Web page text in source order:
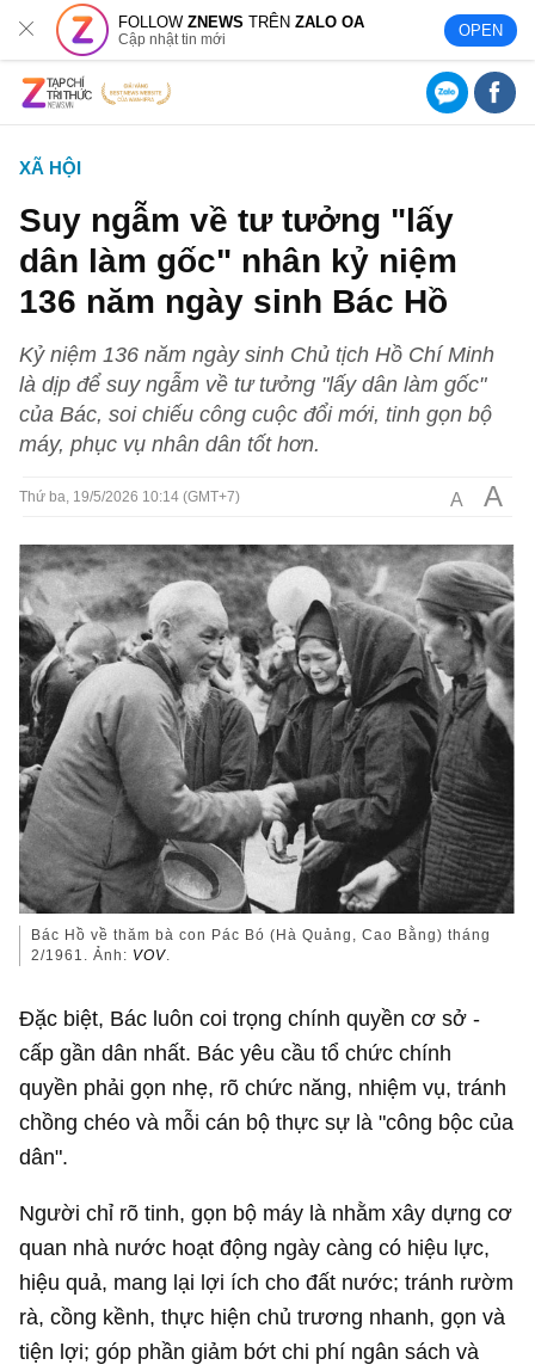
FOLLOWZNEWS TRÊNZALO OA
Cập nhật tin mới OPEN
XÃ HỘI
Suy ngẫm về tư tưởng "lấy
dân làm gốc" nhân kỷ niệm
136 năm ngày sinh Bác Hồ
Kỷ niệm 136 năm ngày sinh Chủ tịch Hồ Chí Minh
là dịp để suy ngẫm về tư tưởng "lấy dân làm gốc"
của Bác, soi chiếu công cuộc đổi mới, tinh gọn bộ
máy, phục vụ nhân dân tốt hơn.
Thứ ba, 19/5/2026 10:14 (GMT+7) A A
Bác Hồ về thăm bà con Pác Bó (Hà Quảng, Cao Bằng) tháng
2/1961. Ảnh: VOV.
Đặc biệt, Bác luôn coi trọng chính quyền cơ sở -
cấp gần dân nhất. Bác yêu cầu tổ chức chính
quyền phải gọn nhẹ, rõ chức năng, nhiệm vụ, tránh
chồng chéo và mỗi cán bộ thực sự là "công bộc của
dân".
Người chỉ rõ tinh, gọn bộ máy là nhằm xây dựng cơ
quan nhà nước hoạt động ngày càng có hiệu lực,
hiệu quả, mang lại lợi ích cho đất nước; tránh rườm
rà, cồng kềnh, thực hiện chủ trương nhanh, gọn và
tiện lợi; góp phần giảm bớt chi phí ngân sách và